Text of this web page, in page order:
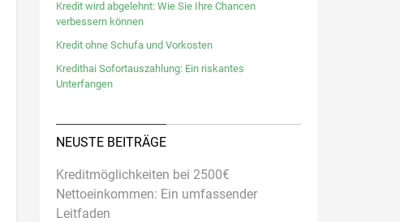
Kredit wird abgelehnt: Wie Sie Ihre Chancen
verbessern können
Kredit ohne Schufa und Vorkosten
Kredithai Sofortauszahlung: Ein riskantes
Unterfangen
NEUSTE BEITRÄGE
Kreditmöglichkeiten bei 2500€
Nettoeinkommen: Ein umfassender
Leitfaden